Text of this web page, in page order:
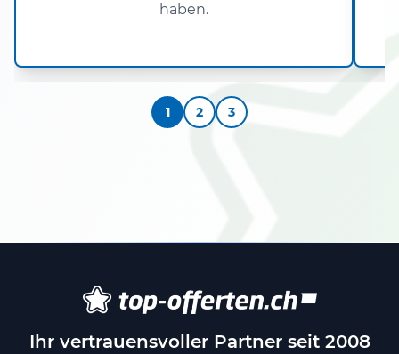
haben.
1 2 3
Ihr vertrauensvoller Partner seit 2008